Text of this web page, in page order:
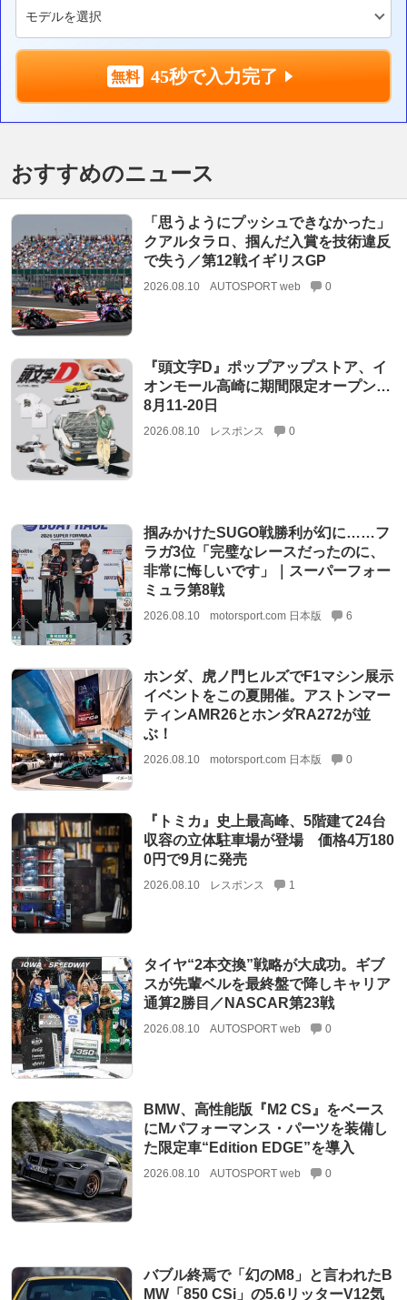
45秒で入力完了
おすすめのニュース
「思うようにプッシュできなかった」
クアルタラロ、掴んだ入賞を技術違反
で失う／第12戦イギリスGP
2026.08.10 AUTOSPORT web 0
『頭文字D』ポップアップストア、イ
オンモール高崎に期間限定オープン…
8月11‐20日
2026.08.10 レスポンス 0
掴みかけたSUGO戦勝利が幻に……フ
ラガ3位「完璧なレースだったのに、
非常に悔しいです」｜スーパーフォー
ミュラ第8戦
2026.08.10 motorsport.com 日本版 6
ホンダ、虎ノ門ヒルズでF1マシン展示
イベントをこの夏開催。アストンマー
ティンAMR26とホンダRA272が並
ぶ！
2026.08.10 motorsport.com 日本版 0
『トミカ』史上最高峰、5階建て24台
収容の立体駐車場が登場 価格4万180
0円で9月に発売
2026.08.10 レスポンス 1
タイヤ“2本交換”戦略が大成功。ギブ
スが先輩ベルを最終盤で降しキャリア
通算2勝目／NASCAR第23戦
2026.08.10 AUTOSPORT web 0
BMW、高性能版『M2 CS』をベース
にMパフォーマンス・パーツを装備し
た限定車“Edition EDGE”を導入
2026.08.10 AUTOSPORT web 0
バブル終焉で「幻のM8」と言われたB
MW「850 CSi」の5.6リッターV12気